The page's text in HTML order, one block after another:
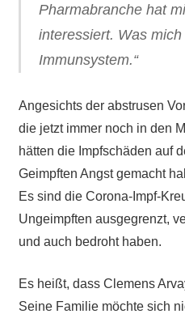
Pharmabranche hat
interessiert. Was
Immunsystem.“
Angesichts der abstrusen
die jetzt immer noch in den
hätten die Impfschäden auf
Geimpften Angst gemacht
Es sind die Corona-Impf-
Ungeimpften ausgegrenzt,
und auch bedroht haben.
Es heißt, dass Clemens
Seine Familie möchte sich